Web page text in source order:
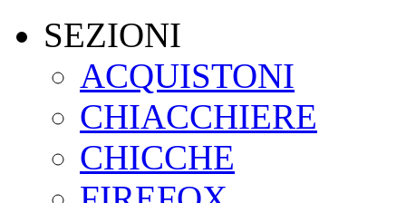
SEZIONI
ACQUISTONI
CHIACCHIERE
CHICCHE